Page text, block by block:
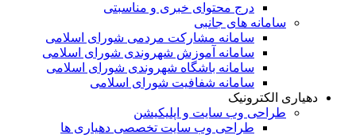
درج محتوای خبری و مناسبتی
سامانه های جانبی
سامانه مشارکت مردمی شورای اسلامی
سامانه آموزش شهروندی شورای اسلامی
سامانه باشگاه شهروندی شورای اسلامی
سامانه شفافیت شورای اسلامی
دهیاری الکترونیک
طراحی وب سایت و اپلیکیشن
طراحی وب سایت تخصصی دهیاری ها